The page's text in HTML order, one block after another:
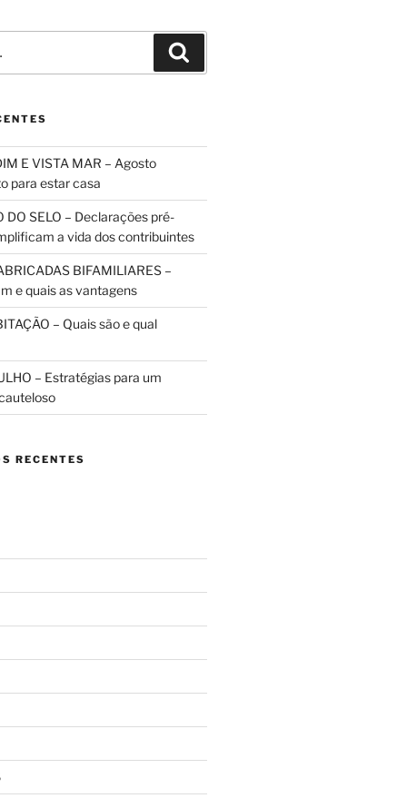
E VISTA MAR – Agosto
para estar casa
DO SELO – Declarações pré-
a vida dos contribuintes
BIFAMILIARES –
e quais as vantagens
– Quais são e qual
– Estratégias para um
RECENTES